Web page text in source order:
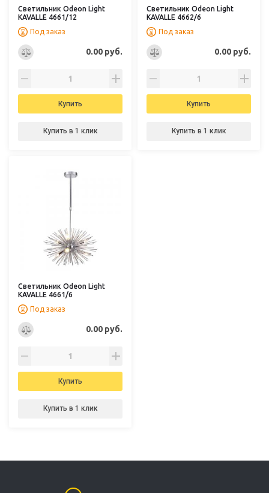
Светильник Odeon Light
KAVALLE 4661/12
Под заказ
0.00 руб.
Купить
Купить в 1 клик
Светильник Odeon Light
KAVALLE 4662/6
Под заказ
0.00 руб.
Купить
Купить в 1 клик
Светильник Odeon Light
KAVALLE 4661/6
Под заказ
0.00 руб.
Купить
Купить в 1 клик